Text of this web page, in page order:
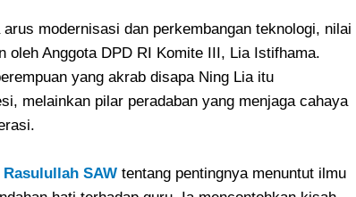
modernisasi dan perkembangan teknologi, nilai
oleh Anggota DPD RI Komite III, Lia Istifhama.
yang akrab disapa Ning Lia itu
melainkan pilar peradaban yang menjaga cahaya
Rasulullah SAW tentang pentingnya menuntut ilmu